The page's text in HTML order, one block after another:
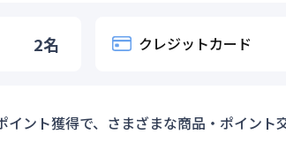
2名 クレジットカード
イント獲得で、さまざまな商品・ポイント